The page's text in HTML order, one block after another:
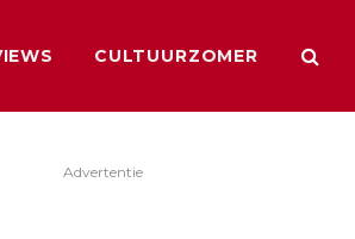
CULTUURZOMER
Advertentie